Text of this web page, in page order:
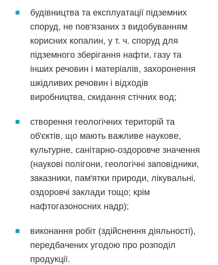
будівництва та експлуатації підземних
споруд, не пов'язаних з видобуванням
корисних копалин, у т. ч. споруд для
підземного зберігання нафти, газу та
інших речовин і матеріалів, захоронення
шкідливих речовин і відходів
виробництва, скидання стічних вод;
створення геологічних територій та
об'єктів, що мають важливе наукове,
культурне, санітарно-оздоровче значення
(наукові полігони, геологічні заповідники,
заказники, пам'ятки природи, лікувальні,
оздоровчі заклади тощо; крім
нафтогазоносних надр);
виконання робіт (здійснення діяльності),
передбачених угодою про розподіл
продукції.